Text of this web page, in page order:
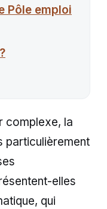
Pôle emploi
complexe, la
particulièrement
elles
qui